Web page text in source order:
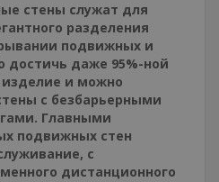
стены служат для
разделения
подвижных и
достичь даже 95%-ной
и можно
с безбарьерными
Главными
подвижных стен
с
дистанционного